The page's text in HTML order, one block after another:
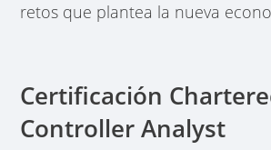
retos que plantea la nueva
Certificación
Controller Analyst